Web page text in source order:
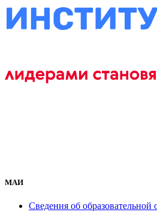
МАИ
Сведения об образовательной